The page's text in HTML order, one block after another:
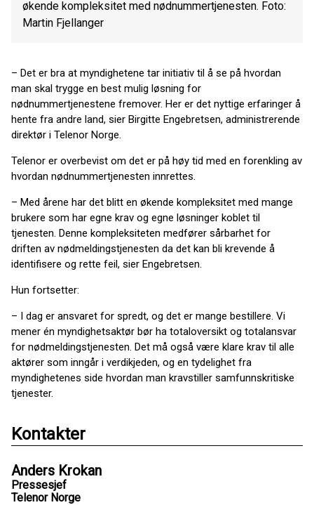
økende kompleksitet med nødnummertjenesten. Foto:
Martin Fjellanger
– Det er bra at myndighetene tar initiativ til å se på hvordan
man skal trygge en best mulig løsning for
nødnummertjenestene fremover. Her er det nyttige erfaringer å
hente fra andre land, sier Birgitte Engebretsen, administrerende
direktør i Telenor Norge.
Telenor er overbevist om det er på høy tid med en forenkling av
hvordan nødnummertjenesten innrettes.
– Med årene har det blitt en økende kompleksitet med mange
brukere som har egne krav og egne løsninger koblet til
tjenesten. Denne kompleksiteten medfører sårbarhet for
driften av nødmeldingstjenesten da det kan bli krevende å
identifisere og rette feil, sier Engebretsen.
Hun fortsetter:
– I dag er ansvaret for spredt, og det er mange bestillere. Vi
mener én myndighetsaktør bør ha totaloversikt og totalansvar
for nødmeldingstjenesten. Det må også være klare krav til alle
aktører som inngår i verdikjeden, og en tydelighet fra
myndighetenes side hvordan man kravstiller samfunnskritiske
tjenester.
Kontakter
Anders Krokan
Pressesjef
Telenor Norge